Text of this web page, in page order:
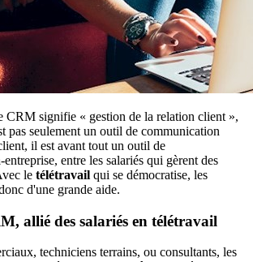
CRM signifie « gestion de la relation client »,
pas seulement un outil de communication
il est avant tout un outil de
entre les salariés qui gèrent des
le télétravail qui se démocratise, les
d'une grande aide.
allié des salariés en télétravail
techniciens terrains, ou consultants, les